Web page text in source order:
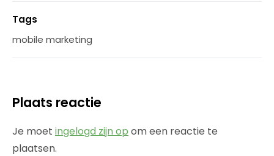
Tags
mobile marketing
Plaats reactie
Je moet ingelogd zijn op om een reactie te
plaatsen.